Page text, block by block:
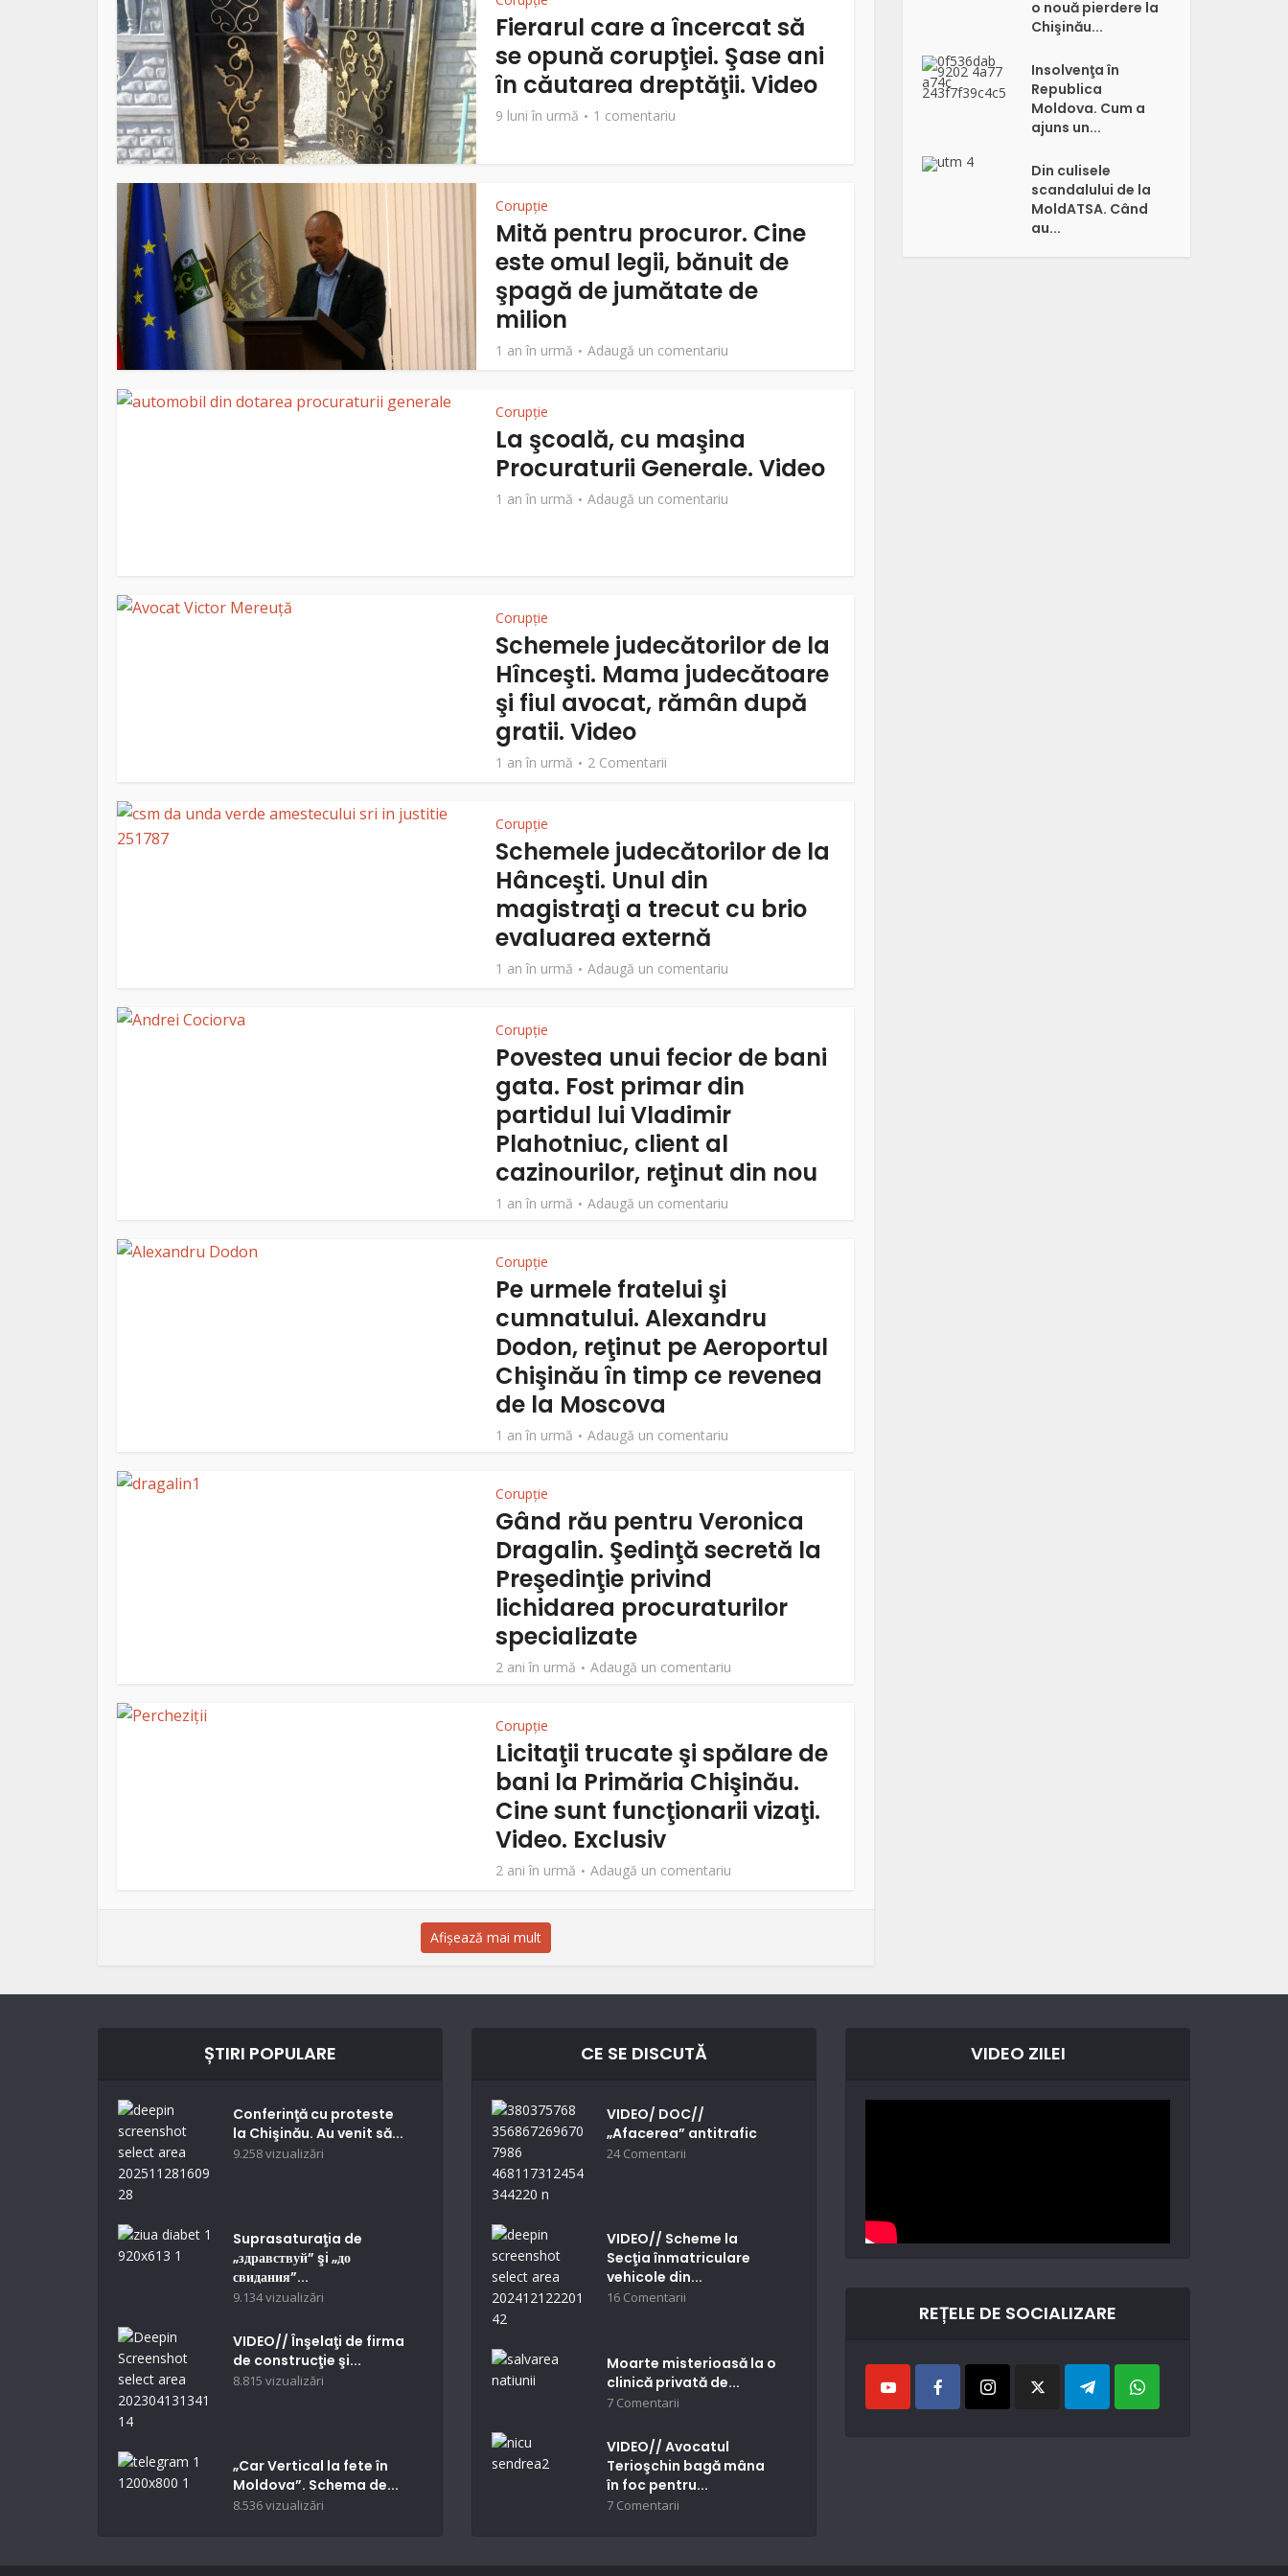
Fierarul care a încercat să
se opună corupţiei. Şase ani
în căutarea dreptăţii. Video
9 luni în urmă 1 comentariu
Corupție
Mită pentru procuror. Cine
este omul legii, bănuit de
şpagă de jumătate de
milion
1 an în urmă Adaugă un comentariu
Corupție
La şcoală, cu maşina
Procuraturii Generale. Video
1 an în urmă Adaugă un comentariu
Corupție
Schemele judecătorilor de la
Hînceşti. Mama judecătoare
şi fiul avocat, rămân după
gratii. Video
1 an în urmă 2 Comentarii
Corupție
Schemele judecătorilor de la
Hânceşti. Unul din
magistraţi a trecut cu brio
evaluarea externă
1 an în urmă Adaugă un comentariu
Corupție
Povestea unui fecior de bani
gata. Fost primar din
partidul lui Vladimir
Plahotniuc, client al
cazinourilor, reţinut din nou
1 an în urmă Adaugă un comentariu
Corupție
Pe urmele fratelui şi
cumnatului. Alexandru
Dodon, reţinut pe Aeroportul
Chişinău în timp ce revenea
de la Moscova
1 an în urmă Adaugă un comentariu
Corupție
Gând rău pentru Veronica
Dragalin. Şedinţă secretă la
Preşedinţie privind
lichidarea procuraturilor
specializate
2 ani în urmă Adaugă un comentariu
Corupție
Licitaţii trucate şi spălare de
bani la Primăria Chişinău.
Cine sunt funcţionarii vizaţi.
Video. Exclusiv
2 ani în urmă Adaugă un comentariu
Afișează mai mult
o nouă pierdere la
Chişinău...
Insolvenţa în
Republica
Moldova. Cum a
ajuns un...
Din culisele
scandalului de la
MoldATSA. Când
au...
ȘTIRI POPULARE
Conferinţă cu proteste
la Chişinău. Au venit să...
9.258 vizualizări
Suprasaturaţia de
„здравствуй” şi „до
свидания”...
9.134 vizualizări
VIDEO// Înşelaţi de firma
de construcţie şi...
8.815 vizualizări
„Car Vertical la fete în
Moldova”. Schema de...
8.536 vizualizări
CE SE DISCUTĂ
VIDEO/ DOC//
„Afacerea” antitrafic
24 Comentarii
VIDEO// Scheme la
Secţia înmatriculare
vehicole din...
16 Comentarii
Moarte misterioasă la o
clinică privată de...
7 Comentarii
VIDEO// Avocatul
Terioşchin bagă mâna
în foc pentru...
7 Comentarii
VIDEO ZILEI
REȚELE DE SOCIALIZARE